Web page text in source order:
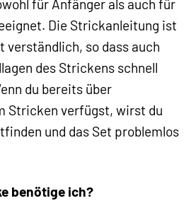
für Anfänger als auch für
Die Strickanleitung ist
verständlich, so dass auch
des Strickens schnell
du bereits über
Stricken verfügst, wirst du
und das Set problemlos
benötige ich?